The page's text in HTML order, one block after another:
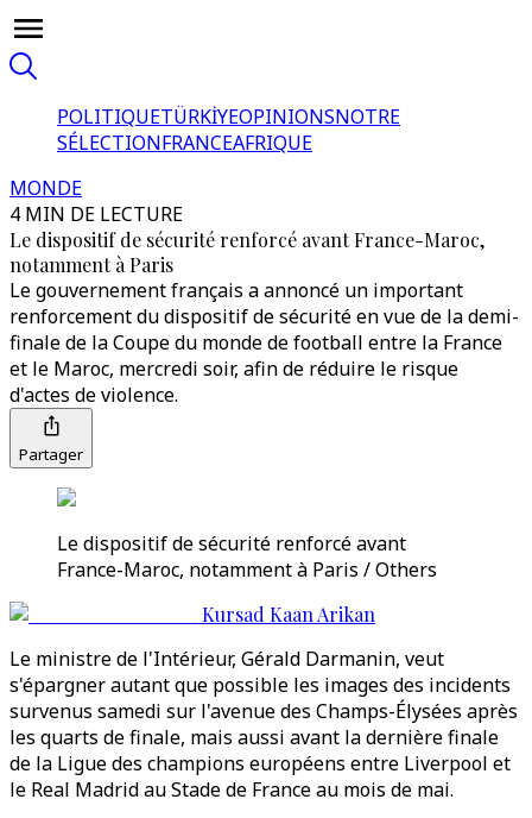
POLITIQUETÜRKİYEOPINIONSNOTRE
SÉLECTIONFRANCEAFRIQUE
MONDE
4 MIN DE LECTURE
Le dispositif de sécurité renforcé avant France-Maroc,
notamment à Paris
Le gouvernement français a annoncé un important
renforcement du dispositif de sécurité en vue de la demi-
finale de la Coupe du monde de football entre la France
et le Maroc, mercredi soir, afin de réduire le risque
d'actes de violence.
Partager
Le dispositif de sécurité renforcé avant
France-Maroc, notamment à Paris / Others
Kursad Kaan Arikan
Le ministre de l'Intérieur, Gérald Darmanin, veut
s'épargner autant que possible les images des incidents
survenus samedi sur l'avenue des Champs-Élysées après
les quarts de finale, mais aussi avant la dernière finale
de la Ligue des champions européens entre Liverpool et
le Real Madrid au Stade de France au mois de mai.